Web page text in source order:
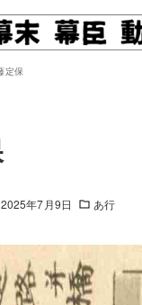
定保
2025年7月9日 あ行